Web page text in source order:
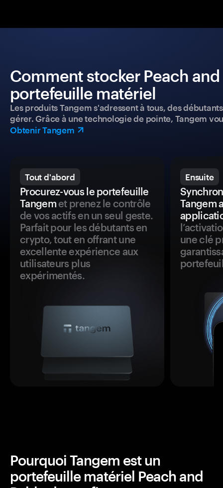
Comment stocker Peach
portefeuille matériel
Les produits Tangem s'adressent à tous, des
gérer. Grâce à une technologie de pointe, Tangem
Obtenir Tangem
Tout d'abord
Procurez-vous le portefeuille
Tangemet prenez le contrôle
de vos actifs en un seul geste.
Parfait pour les débutants en
crypto, tout en offrant une
excellente expérience aux
utilisateurs plus
expérimentés.
Ensuite
Tangem
une clé
Pourquoi Tangem est un
portefeuille matériel Peach and